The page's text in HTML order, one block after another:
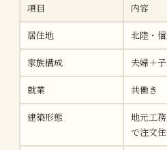
項目 内容
居住地 北陸・
家族構成 夫婦＋子
就業 共働き
建築形態
地元工
で注文